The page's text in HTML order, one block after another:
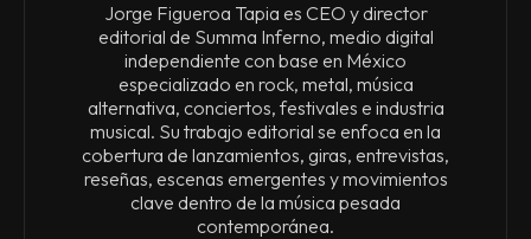
Jorge Figueroa Tapia es CEO y director
editorial de Summa Inferno, medio digital
independiente con base en México
especializado en rock, metal, música
alternativa, conciertos, festivales e industria
musical. Su trabajo editorial se enfoca en la
cobertura de lanzamientos, giras, entrevistas,
reseñas, escenas emergentes y movimientos
clave dentro de la música pesada
contemporánea.